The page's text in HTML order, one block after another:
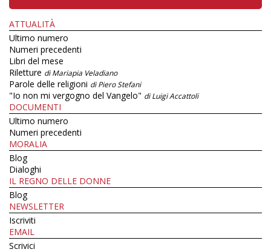
ATTUALITÀ
Ultimo numero
Numeri precedenti
Libri del mese
Riletture di Mariapia Veladiano
Parole delle religioni di Piero Stefani
"Io non mi vergogno del Vangelo" di Luigi Accattoli
DOCUMENTI
Ultimo numero
Numeri precedenti
MORALIA
Blog
Dialoghi
IL REGNO DELLE DONNE
Blog
NEWSLETTER
Iscriviti
EMAIL
Scrivici